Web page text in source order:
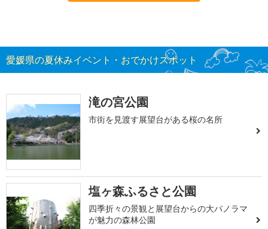
愛媛県の夏休みイベント・おでかけスポット
滝の宮公園
市街を見渡す展望台がある桜の名所
塩ヶ森ふるさと公園
四季折々の景観と展望台からの大パノラマ
が魅力の森林公園